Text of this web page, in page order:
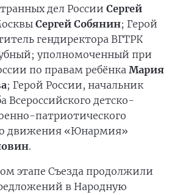
дел России Сергей
Сергей Собянин; Герой
гендиректора ВГТРК
уполномоченный при
по правам ребёнка Мария
; Герой России, начальник
Всероссийского детско-
патриотического
движения «Юнармия»
.
этапе Съезда продолжили
в Народную